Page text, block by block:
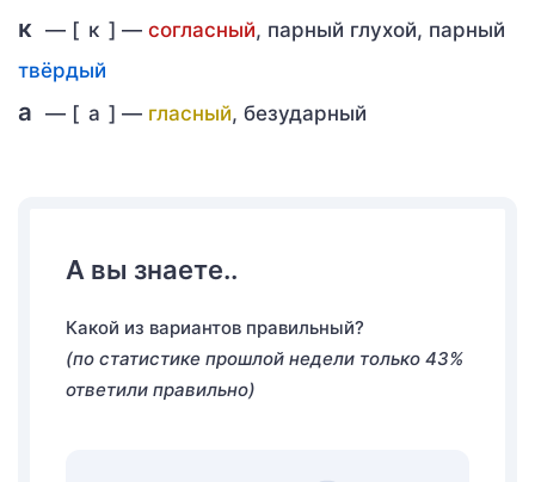
к — [ к ] — согласный, парный глухой, парный
твёрдый
а — [ а ] — гласный, безударный
А вы знаете..
Какой из вариантов правильный?
(по статистике прошлой недели только 43%
ответили правильно)